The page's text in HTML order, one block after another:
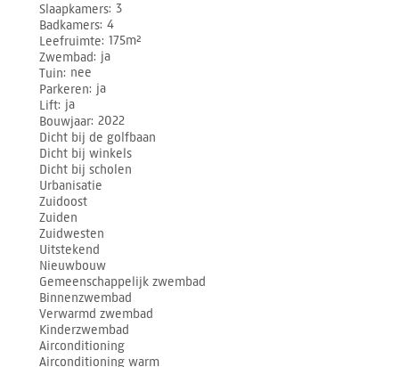
Slaapkamers 3
Badkamers 4
Leefruimte 175m²
Zwembad ja
Tuin nee
Parkeren ja
Lift ja
Bouwjaar 2022
Dicht bij de golfbaan
Dicht bij winkels
Dicht bij scholen
Urbanisatie
Zuidoost
Zuiden
Zuidwesten
Uitstekend
Nieuwbouw
Gemeenschappelijk zwembad
Binnenzwembad
Verwarmd zwembad
Kinderzwembad
Airconditioning
Airconditioning warm